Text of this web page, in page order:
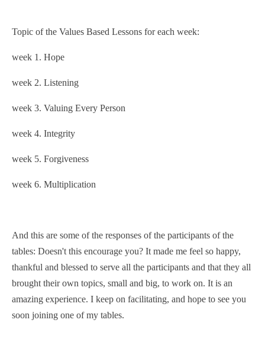
Topic of the Values Based Lessons for each week:
week 1. Hope
week 2. Listening
week 3. Valuing Every Person
week 4. Integrity
week 5. Forgiveness
week 6. Multiplication
And this are some of the responses of the participants of the
tables: Doesn't this encourage you? It made me feel so happy,
thankful and blessed to serve all the participants and that they all
brought their own topics, small and big, to work on. It is an
amazing experience. I keep on facilitating, and hope to see you
soon joining one of my tables.